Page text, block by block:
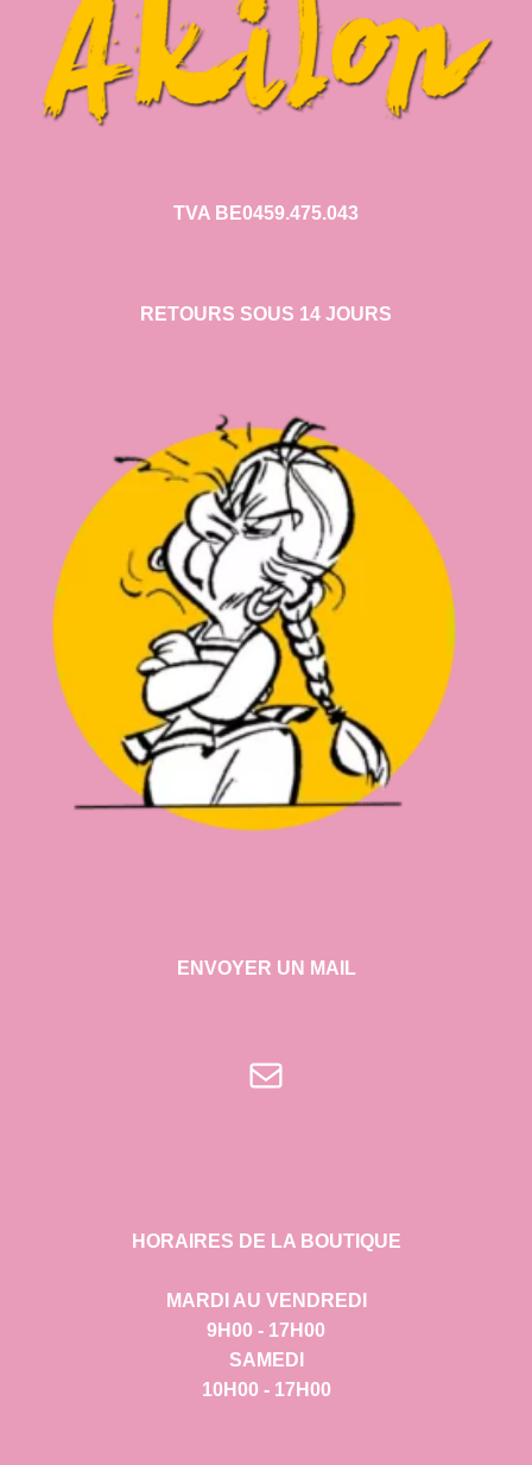
TVA BE0459.475.043
RETOURS SOUS 14 JOURS
ENVOYER UN MAIL
E-mail
HORAIRES DE LA BOUTIQUE
MARDI AU VENDREDI
9H00 - 17H00
SAMEDI
10H00 - 17H00